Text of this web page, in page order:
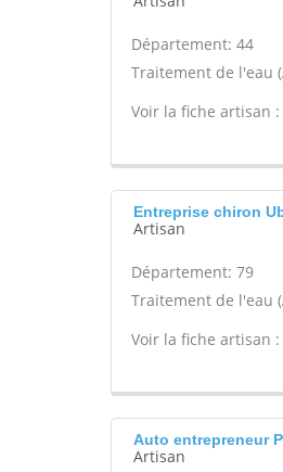
Département: 44
Traitement de l'eau
Voir la fiche artisan :
Entreprise chiron
Artisan
Département: 79
Traitement de l'eau
Voir la fiche artisan :
Auto entrepreneur
Artisan